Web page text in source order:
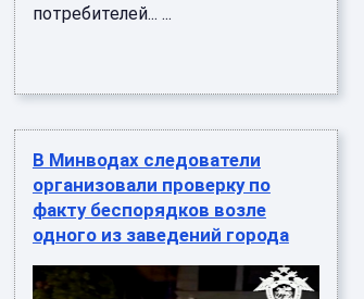
потребителей... ...
В Минводах следователи
организовали проверку по
факту беспорядков возле
одного из заведений города